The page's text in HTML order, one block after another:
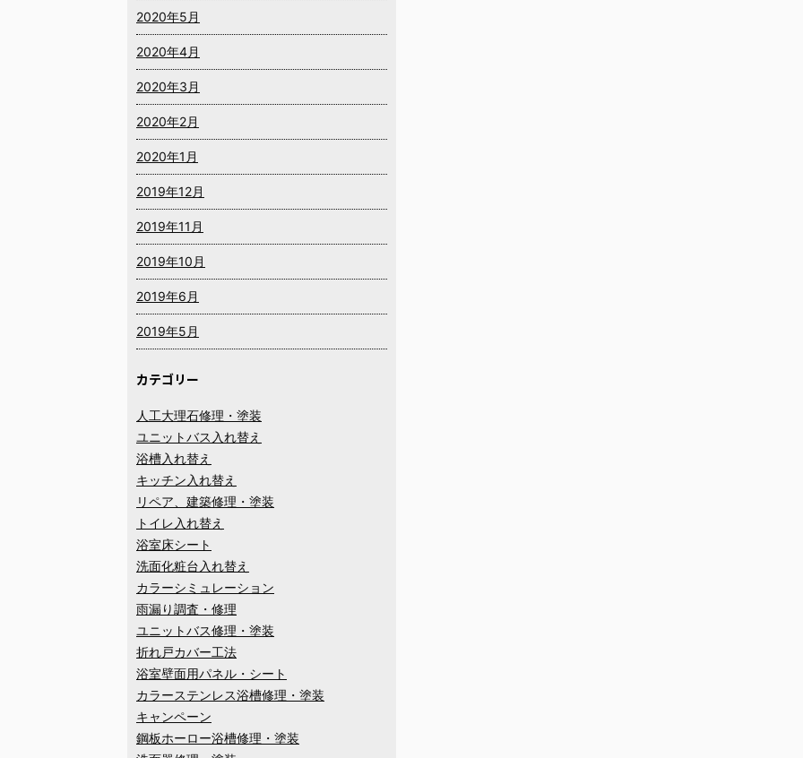
2020年5月
2020年4月
2020年3月
2020年2月
2020年1月
2019年12月
2019年11月
2019年10月
2019年6月
2019年5月
カテゴリー
人工大理石修理・塗装
ユニットバス入れ替え
浴槽入れ替え
キッチン入れ替え
リペア、建築修理・塗装
トイレ入れ替え
浴室床シート
洗面化粧台入れ替え
カラーシミュレーション
雨漏り調査・修理
ユニットバス修理・塗装
折れ戸カバー工法
浴室壁面用パネル・シート
カラーステンレス浴槽修理・塗装
キャンペーン
鋼板ホーロー浴槽修理・塗装